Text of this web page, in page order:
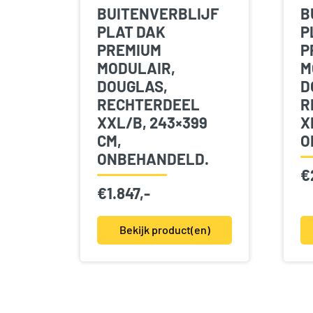
BUITENVERBLIJF
PLAT DAK
PREMIUM
MODULAIR,
DOUGLAS,
RECHTERDEEL
XXL/B, 243×399
CM,
ONBEHANDELD.
€1.847,-
Bekijk product(en)
€